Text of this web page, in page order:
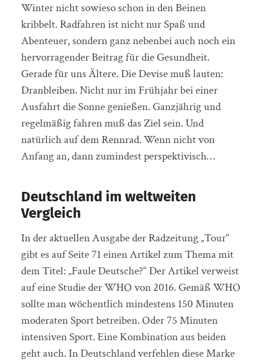
Winter nicht sowieso schon in den Beinen
kribbelt. Radfahren ist nicht nur Spaß und
Abenteuer, sondern ganz nebenbei auch noch ein
hervorragender Beitrag für die Gesundheit.
Gerade für uns Ältere. Die Devise muß lauten:
Dranbleiben. Nicht nur im Frühjahr bei einer
Ausfahrt die Sonne genießen. Ganzjährig und
regelmäßig fahren muß das Ziel sein. Und
natürlich auf dem Rennrad. Wenn nicht von
Anfang an, dann zumindest perspektivisch…
Deutschland im weltweiten
Vergleich
In der aktuellen Ausgabe der Radzeitung „Tour“
gibt es auf Seite 71 einen Artikel zum Thema mit
dem Titel: „Faule Deutsche?“ Der Artikel verweist
auf eine Studie der WHO von 2016. Gemäß WHO
sollte man wöchentlich mindestens 150 Minuten
moderaten Sport betreiben. Oder 75 Minuten
intensiven Sport. Eine Kombination aus beiden
geht auch. In Deutschland verfehlen diese Marke